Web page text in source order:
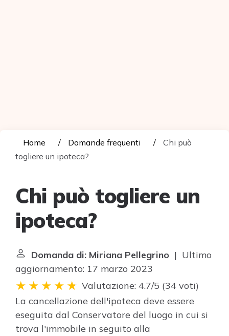
Home Domande frequenti
Chi può
togliere un ipoteca?
Chi può togliere un
ipoteca?
Domanda di: Miriana Pellegrino | Ultimo
aggiornamento: 17 marzo 2023
Valutazione: 4.7/5 (34 voti)
La cancellazione dell'ipoteca deve essere
eseguita dal Conservatore del luogo in cui si
trova l'immobile in seguito alla